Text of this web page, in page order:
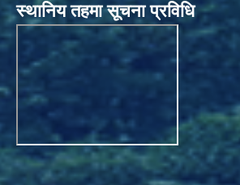
स्थानिय तहमा सूचना प्रविधि